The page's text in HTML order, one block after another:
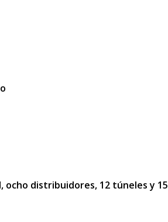
ocho distribuidores, 12 túneles y 15